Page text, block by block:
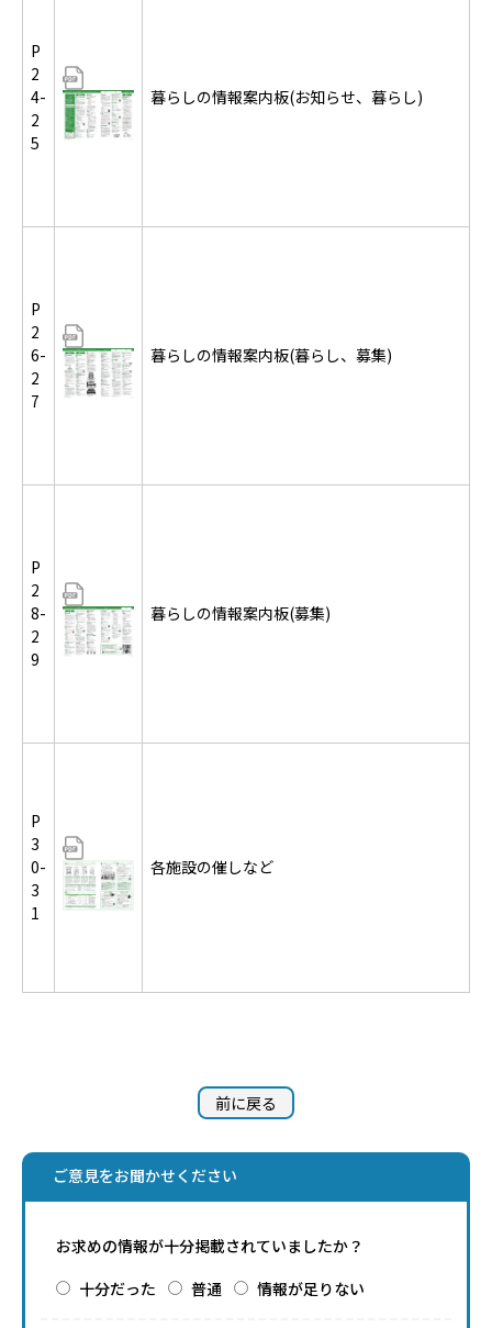
P
2
4-
2
5
暮らしの情報案内板(お知らせ、暮らし)
P
2
6-
2
7
暮らしの情報案内板(暮らし、募集)
P
2
8-
2
9
暮らしの情報案内板(募集)
P
3
0-
3
1
各施設の催しなど
前に戻る
ご意見をお聞かせください
お求めの情報が十分掲載されていましたか？
十分だった
普通 情報が足りない